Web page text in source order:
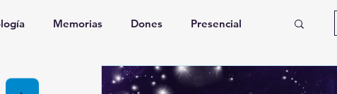
Memorias Dones Presencial